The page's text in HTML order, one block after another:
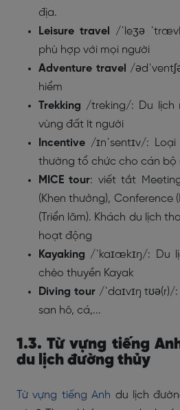
địa.
Leisure travel
/ˈleʒə
phù hợp với mọi người
Adventure travel /
hiểm
Trekking /treking/: Du lịch
vùng đất ít người
Incentive /ɪnˈsentɪv/: Loại
thường tổ chức cho cán bộ
MICE tour: viết tắt
(Khen thưởng), Conference
(Triển lãm). Khách du lịch
hoạt động
Kayaking /ˈkaɪækɪŋ/: Du
chèo thuyền Kayak
Diving tour /ˈdaɪvɪŋ tʊə(r)/
san hô, cá,...
1.3. Từ vựng tiếng
du lịch đường thủy
Từ vựng tiếng Anh du lịch